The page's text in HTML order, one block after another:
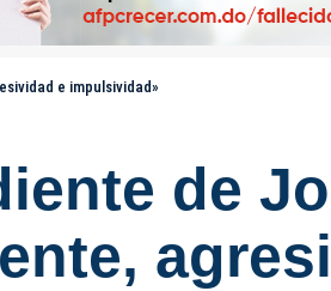
e impulsividad»
de